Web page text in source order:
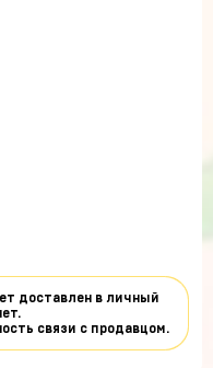
доставлен в личный
связи с продавцом.